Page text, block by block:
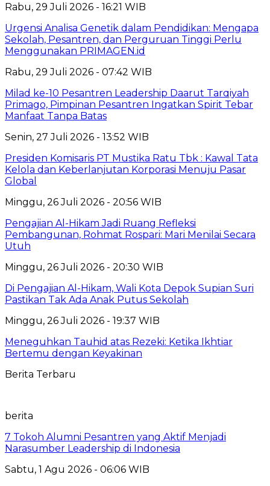
Rabu, 29 Juli 2026 - 16:21 WIB
Urgensi Analisa Genetik dalam Pendidikan: Mengapa
Sekolah, Pesantren, dan Perguruan Tinggi Perlu
Menggunakan PRIMAGEN.id
Rabu, 29 Juli 2026 - 07:42 WIB
Milad ke-10 Pesantren Leadership Daarut Tarqiyah
Primago, Pimpinan Pesantren Ingatkan Spirit Tebar
Manfaat Tanpa Batas
Senin, 27 Juli 2026 - 13:52 WIB
Presiden Komisaris PT Mustika Ratu Tbk : Kawal Tata
Kelola dan Keberlanjutan Korporasi Menuju Pasar
Global
Minggu, 26 Juli 2026 - 20:56 WIB
Pengajian Al-Hikam Jadi Ruang Refleksi
Pembangunan, Rohmat Rospari: Mari Menilai Secara
Utuh
Minggu, 26 Juli 2026 - 20:30 WIB
Di Pengajian Al-Hikam, Wali Kota Depok Supian Suri
Pastikan Tak Ada Anak Putus Sekolah
Minggu, 26 Juli 2026 - 19:37 WIB
Meneguhkan Tauhid atas Rezeki: Ketika Ikhtiar
Bertemu dengan Keyakinan
Berita Terbaru
berita
7 Tokoh Alumni Pesantren yang Aktif Menjadi
Narasumber Leadership di Indonesia
Sabtu, 1 Agu 2026 - 06:06 WIB